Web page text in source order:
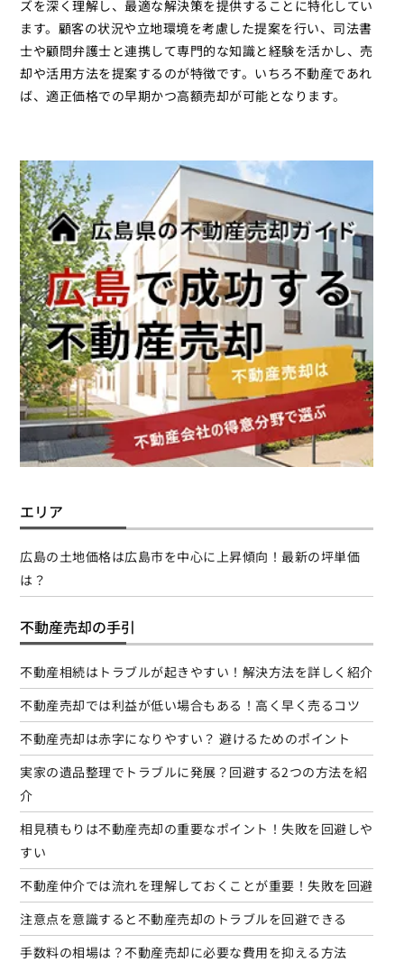
ズを深く理解し、最適な解決策を提供することに特化してい
ます。顧客の状況や立地環境を考慮した提案を行い、司法書
士や顧問弁護士と連携して専門的な知識と経験を活かし、売
却や活用方法を提案するのが特徴です。いちろ不動産であれ
ば、適正価格での早期かつ高額売却が可能となります。
エリア
広島の土地価格は広島市を中心に上昇傾向！最新の坪単価
は？
不動産売却の手引
不動産相続はトラブルが起きやすい！解決方法を詳しく紹介
不動産売却では利益が低い場合もある！高く早く売るコツ
不動産売却は赤字になりやすい？ 避けるためのポイント
実家の遺品整理でトラブルに発展？回避する2つの方法を紹
介
相見積もりは不動産売却の重要なポイント！失敗を回避しや
すい
不動産仲介では流れを理解しておくことが重要！失敗を回避
注意点を意識すると不動産売却のトラブルを回避できる
手数料の相場は？不動産売却に必要な費用を抑える方法